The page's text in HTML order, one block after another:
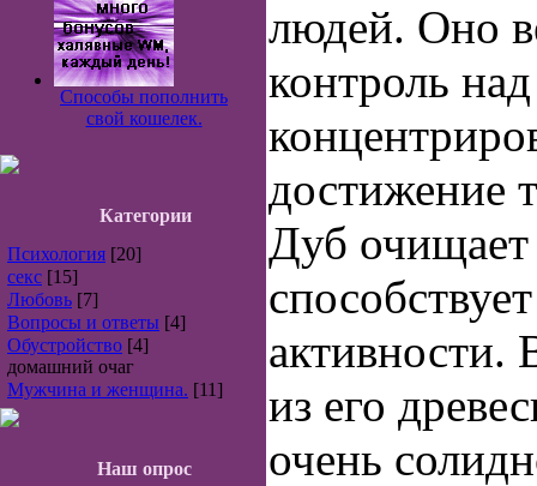
Способы пополнить
свой кошелек.
Категории
Психология [20]
секс [15]
Любовь [7]
Вопросы и ответы [4]
Обустройство [4]
домашний очаг
Мужчина и женщина. [11]
Наш опрос
людей. Оно
контроль
достижение
Дуб очищает
активности.
из его
очень